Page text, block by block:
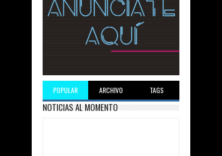
POPULAR ARCHIVO TAGS
NOTICIAS AL MOMENTO